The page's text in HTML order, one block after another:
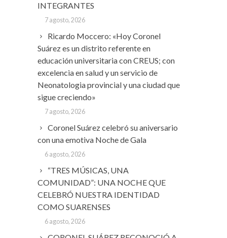
INTEGRANTES
7 agosto, 2026
Ricardo Moccero: «Hoy Coronel
Suárez es un distrito referente en
educación universitaria con CREUS; con
excelencia en salud y un servicio de
Neonatologia provincial y una ciudad que
sigue creciendo»
7 agosto, 2026
Coronel Suárez celebró su aniversario
con una emotiva Noche de Gala
6 agosto, 2026
“TRES MÚSICAS, UNA
COMUNIDAD”: UNA NOCHE QUE
CELEBRÓ NUESTRA IDENTIDAD
COMO SUARENSES
6 agosto, 2026